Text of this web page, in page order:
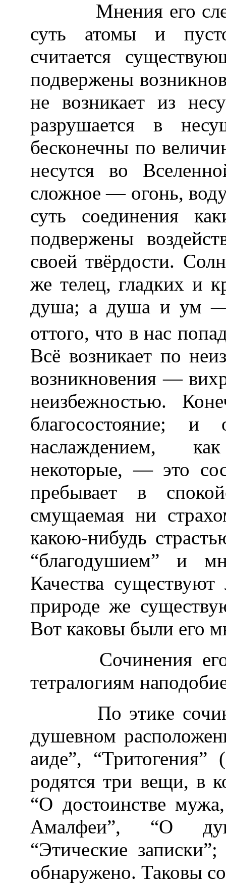
Мнения его
суть атомы и
считается
подвержены
не возникает из
разрушается в
бесконечны по
несутся во
сложное — огонь,
суть соединения
подвержены
своей твёрдости.
же телец, гладких и
душа; а душа и ум
оттого, что в нас
Всё возникает по
возникновения —
неизбежностью.
благосостояние;
наслаждением,
некоторые, — это
пребывает в
смущаемая ни
какою-нибудь
“благодушием” и
Качества
природе же
Вот каковы были его
Сочинения его
тетралогиям
По этике
душевном
аиде”,
родятся три вещи, в
“О достоинстве
Амалфеи”, “О
“Этические
обнаружено. Таковы